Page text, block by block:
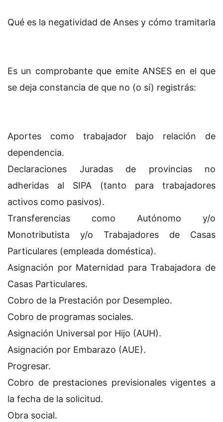
Qué es la negatividad de Anses y cómo tramitarla
Es un comprobante que emite ANSES en el que
se deja constancia de que no (o sí) registrás:
Aportes como trabajador bajo relación de
dependencia.
Declaraciones Juradas de provincias no
adheridas al SIPA (tanto para trabajadores
activos como pasivos).
Transferencias como Autónomo y/o
Monotributista y/o Trabajadores de Casas
Particulares (empleada doméstica).
Asignación por Maternidad para Trabajadora de
Casas Particulares.
Cobro de la Prestación por Desempleo.
Cobro de programas sociales.
Asignación Universal por Hijo (AUH).
Asignación por Embarazo (AUE).
Progresar.
Cobro de prestaciones previsionales vigentes a
la fecha de la solicitud.
Obra social.